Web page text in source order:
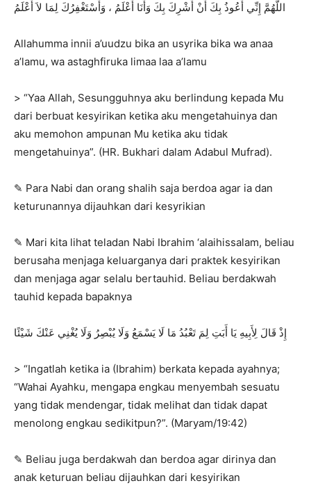
اللَّهُمَّ إِنِّي أَعُوذُ بِكَ أَنْ أُشْرِكَ بِكَ وَأَنَا أَعْلَمُ ، وَأَسْتَغْفِرُكَ لِمَا لاَ أَعْلَمُ
Allahumma innii a’uudzu bika an usyrika bika wa anaa
a’lamu, wa astaghfiruka limaa laa a’lamu
> “Yaa Allah, Sesungguhnya aku berlindung kepada Mu
dari berbuat kesyirikan ketika aku mengetahuinya dan
aku memohon ampunan Mu ketika aku tidak
mengetahuinya”. (HR. Bukhari dalam Adabul Mufrad).
✎ Para Nabi dan orang shalih saja berdoa agar ia dan
keturunannya dijauhkan dari kesyrikian
✎ Mari kita lihat teladan Nabi Ibrahim ‘alaihissalam, beliau
berusaha menjaga keluarganya dari praktek kesyirikan
dan menjaga agar selalu bertauhid. Beliau berdakwah
tauhid kepada bapaknya
إِذْ قَالَ لِأَبِيهِ يَا أَبَتِ لِمَ تَعْبُدُ مَا لَا يَسْمَعُ وَلَا يُبْصِرُ وَلَا يُغْنِي عَنْكَ شَيْئًا
> “Ingatlah ketika ia (Ibrahim) berkata kepada ayahnya;
“Wahai Ayahku, mengapa engkau menyembah sesuatu
yang tidak mendengar, tidak melihat dan tidak dapat
menolong engkau sedikitpun?”. (Maryam/19:42)
✎ Beliau juga berdakwah dan berdoa agar dirinya dan
anak keturuan beliau dijauhkan dari kesyirikan